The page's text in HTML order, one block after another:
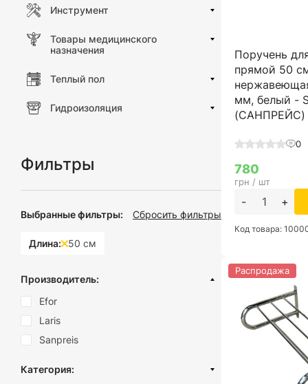
Инструмент
Товары медицинского
назначения
Теплый пол
Гидроизоляция
Фильтры
Выбранные фильтры: Сбросить фильтры
Длина: 50 см
Производитель:
Efor
Laris
Sanpreis
Категория:
Поручень
прямой 50
мм, белый -
(САНПРЕЙС)
0
780
грн / шт
- +
Код товара:
Распродажа